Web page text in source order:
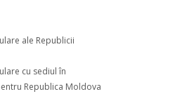
ale Republicii
cu sediul în
Republica Moldova